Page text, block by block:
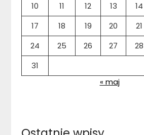
10
11 12 13 14
17
18 19 20 21
24
25 26 27 28
31
« maj